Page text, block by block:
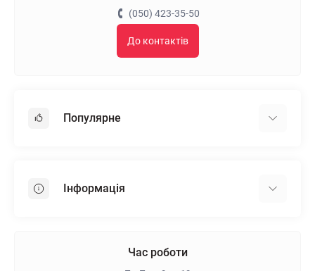
(050) 423-35-50
До контактів
Популярне
Пінопласт
Інформація
Час роботи